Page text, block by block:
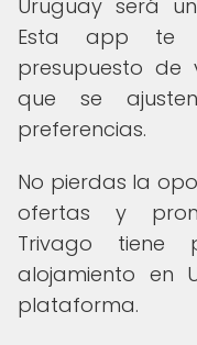
Uruguay será
Esta app te
presupuesto de
que se
preferencias.
No pierdas la
ofertas y
Trivago
alojamiento en
plataforma.